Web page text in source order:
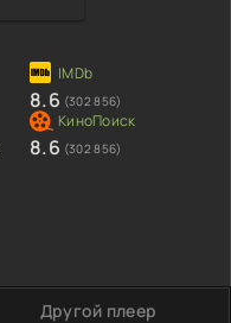
8.6 (302 856)
8.6 (302 856)
Другой плеер